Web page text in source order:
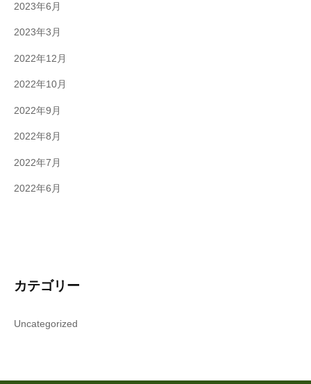
2023年6月
2023年3月
2022年12月
2022年10月
2022年9月
2022年8月
2022年7月
2022年6月
カテゴリー
Uncategorized